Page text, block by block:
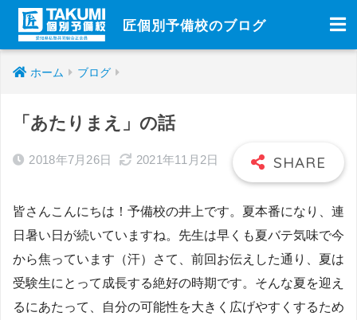
匠個別予備校のブログ
ホーム ブログ
「あたりまえ」の話
2018年7月26日 2021年11月2日
皆さんこんにちは！予備校の井上です。夏本番になり、連
日暑い日が続いていますね。先生は早くも夏バテ気味で今
から焦っています（汗）さて、前回お伝えした通り、夏は
受験生にとって成長する絶好の時期です。そんな夏を迎え
るにあたって、自分の可能性を大きく広げやすくするため